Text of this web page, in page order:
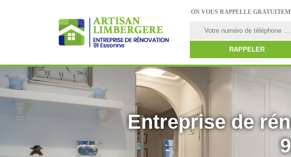
ON VOUS RAPPELLE
Entreprise de